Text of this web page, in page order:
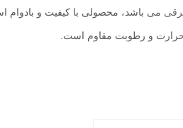
می باشد، محصولی با کیفیت و
حرارت و رطوبت مقاوم است.